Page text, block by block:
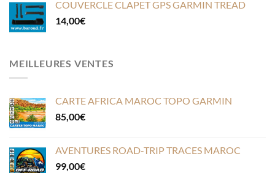
COUVERCLE CLAPET GPS GARMIN TREAD
14,00€
MEILLEURES VENTES
CARTE AFRICA MAROC TOPO GARMIN
85,00€
AVENTURES ROAD-TRIP TRACES MAROC
99,00€